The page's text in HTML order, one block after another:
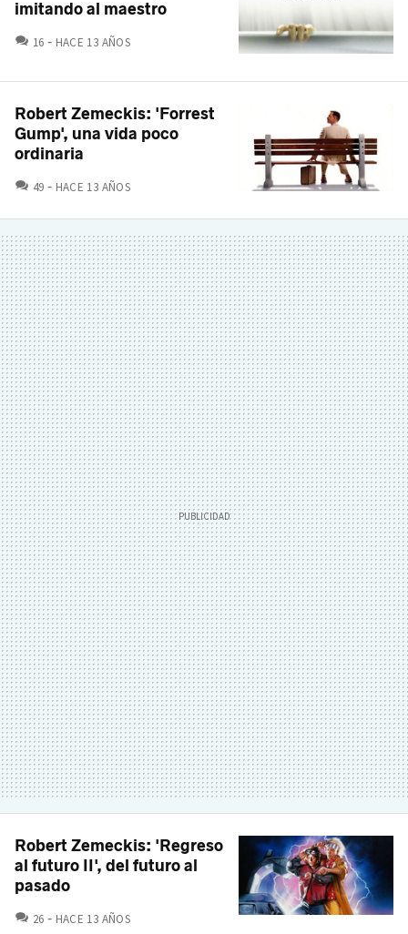
imitando al maestro
16 COMENTARIOS
HACE 13 AÑOS
Robert Zemeckis: 'Forrest
Gump', una vida poco
ordinaria
49 COMENTARIOS
HACE 13 AÑOS
Robert Zemeckis: 'Regreso
al futuro II', del futuro al
pasado
26 COMENTARIOS
HACE 13 AÑOS